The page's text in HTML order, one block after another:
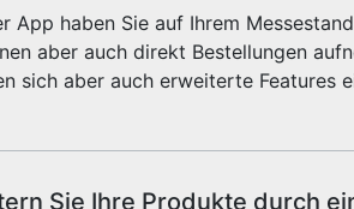
App haben Sie auf Ihrem
aber auch direkt Bestellungen
sich aber auch erweiterte Features
Sie Ihre Produkte durch